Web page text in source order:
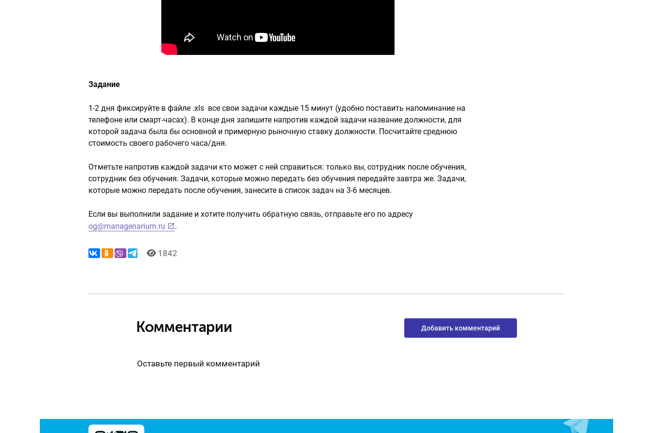
Задание
1-2 дня фиксируйте в файле .xls все свои задачи каждые 15 минут (удобно поставить напоминание на
телефоне или смарт-часах). В конце дня запишите напротив каждой задачи название должности, для
которой задача была бы основной и примерную рыночную ставку должности. Посчитайте среднюю
стоимость своего рабочего часа/дня.
Отметьте напротив каждой задачи кто может с ней справиться: только вы, сотрудник после обучения,
сотрудник без обучения. Задачи, которые можно передать без обучения передайте завтра же. Задачи,
которые можно передать после обучения, занесите в список задач на 3-6 месяцев.
Если вы выполнили задание и хотите получить обратную связь, отправьте его по адресу
og@managenarium.ru
.
1842
Комментарии Добавить комментарий
Оставьте первый комментарий